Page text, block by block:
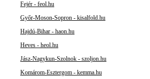
Fejér - feol.hu
Győr-Moson-Sopron - kisalfold.hu
Hajdú-Bihar - haon.hu
Heves - heol.hu
Jász-Nagykun-Szolnok - szoljon.hu
Komárom-Esztergom - kemma.hu